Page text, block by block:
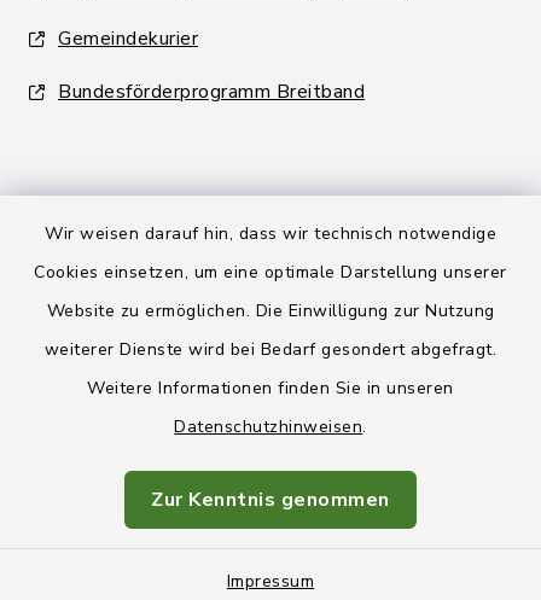
Wir weisen darauf hin, dass wir technisch notwendige
Cookies einsetzen, um eine optimale Darstellung unserer
Website zu ermöglichen. Die Einwilligung zur Nutzung
weiterer Dienste wird bei Bedarf gesondert abgefragt.
Weitere Informationen finden Sie in unseren
Datenschutzhinweisen.
Zur Kenntnis genommen
Impressum
Gemeindekurier
Bundesförderprogramm Breitband
Kontakt
Datenschutz
Impressum
Sitemap